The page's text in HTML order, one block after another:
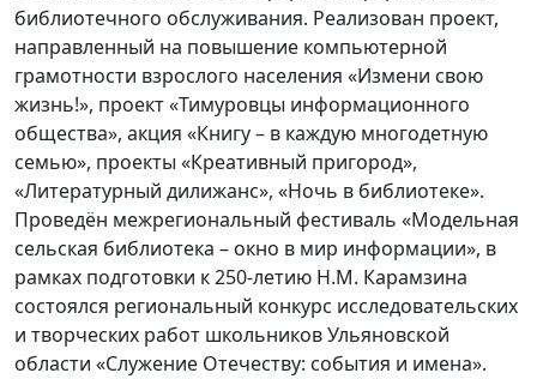
библиотечного обслуживания. Реализован проект,
направленный на повышение компьютерной
грамотности взрослого населения «Измени свою
жизнь!», проект «Тимуровцы информационного
общества», акция «Книгу – в каждую многодетную
семью», проекты «Креативный пригород»,
«Литературный дилижанс», «Ночь в библиотеке».
Проведён межрегиональный фестиваль «Модельная
сельская библиотека – окно в мир информации», в
рамках подготовки к 250-летию Н.М. Карамзина
состоялся региональный конкурс исследовательских
и творческих работ школьников Ульяновской
области «Служение Отечеству: события и имена».